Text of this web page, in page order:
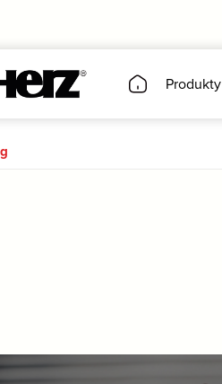
Produkty